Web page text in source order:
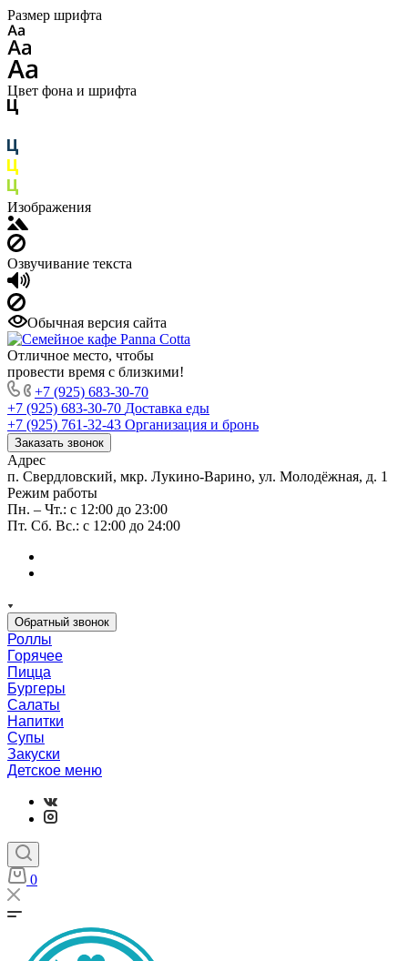
Размер шрифта
Цвет фона и шрифта
Изображения
Озвучивание текста
Обычная версия сайта
Отличное место, чтобы
провести время с близкими!
+7 (925) 683-30-70
+7 (925) 683-30-70 Доставка еды
+7 (925) 761-32-43 Организация и бронь
Заказать звонок
Адрес
п. Свердловский, мкр. Лукино-Варино, ул. Молодёжная, д. 1
Режим работы
Пн. – Чт.: с 12:00 до 23:00
Пт. Сб. Вс.: с 12:00 до 24:00
Обратный звонок
Роллы
Горячее
Пицца
Бургеры
Салаты
Напитки
Супы
Закуски
Детское меню
0